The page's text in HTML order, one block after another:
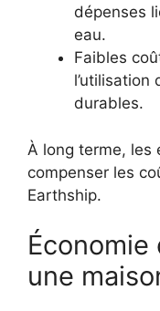
dépenses
eau.
Faibles
l’utilisation
durables.
À long terme, les
compenser les
Earthship.
Économie
une